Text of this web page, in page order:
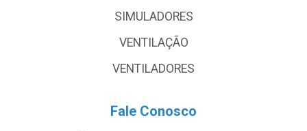
SIMULADORES
VENTILAÇÃO
VENTILADORES
Fale Conosco